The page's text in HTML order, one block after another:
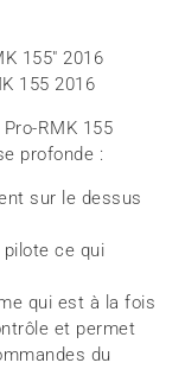
155 2016
RMK 155
profonde :
sur le dessus
ce qui
qui est à la fois
et permet
du